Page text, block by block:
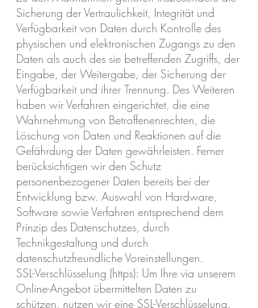
Sicherung der Vertraulichkeit, Integrität und
Verfügbarkeit von Daten durch Kontrolle des
physischen und elektronischen Zugangs zu den
Daten als auch des sie betreffenden Zugriffs, der
Eingabe, der Weitergabe, der Sicherung der
Verfügbarkeit und ihrer Trennung. Des Weiteren
haben wir Verfahren eingerichtet, die eine
Wahrnehmung von Betroffenenrechten, die
Löschung von Daten und Reaktionen auf die
Gefährdung der Daten gewährleisten. Ferner
berücksichtigen wir den Schutz
personenbezogener Daten bereits bei der
Entwicklung bzw. Auswahl von Hardware,
Software sowie Verfahren entsprechend dem
Prinzip des Datenschutzes, durch
Technikgestaltung und durch
datenschutzfreundliche Voreinstellungen.
SSL-Verschlüsselung (https): Um Ihre via unserem
Online-Angebot übermittelten Daten zu
schützen, nutzen wir eine SSL-Verschlüsselung.